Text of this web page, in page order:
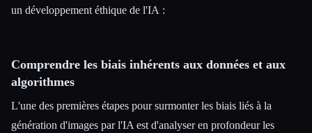
un développement éthique de l'IA :
Comprendre les biais inhérents aux données et aux
algorithmes
L'une des premières étapes pour surmonter les biais liés à la
génération d'images par l'IA est d'analyser en profondeur les